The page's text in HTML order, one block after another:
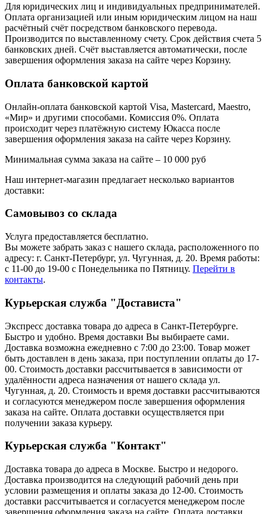
Для юридических лиц и индивидуальных предпринимателей.
Оплата организацией или иным юридическим лицом на наш
расчётный счёт посредством банковского перевода.
Производится по выставленному счету. Срок действия счета 5
банковских дней. Счёт выставляется автоматически, после
завершения оформления заказа на сайте через Корзину.
Оплата банковской картой
Онлайн-оплата банковской картой Visa, Mastercard, Maestro,
«Мир» и другими способами. Комиссия 0%. Оплата
происходит через платёжную систему Юкасса после
завершения оформления заказа на сайте через Корзину.
Минимальная сумма заказа на сайте – 10 000 руб
Наш интернет-магазин предлагает несколько вариантов
доставки:
Самовывоз со склада
Услуга предоставляется бесплатно.
Вы можете забрать заказ с нашего склада, расположенного по
адресу: г. Санкт-Петербург, ул. Чугунная, д. 20. Время работы:
с 11-00 до 19-00 с Понедельника по Пятницу. Перейти в
контакты.
Курьерская служба "Достависта"
Экспресс доставка товара до адреса в Санкт-Петербурге.
Быстро и удобно. Время доставки Вы выбираете сами.
Доставка возможна ежедневно с 7:00 до 23:00. Товар может
быть доставлен в день заказа, при поступлении оплаты до 17-
00. Стоимость доставки рассчитывается в зависимости от
удалённости адреса назначения от нашего склада ул.
Чугунная, д. 20. Стоимость и время доставки рассчитываются
и согласуются менеджером после завершения оформления
заказа на сайте. Оплата доставки осуществляется при
получении заказа курьеру.
Курьерская служба "Контакт"
Доставка товара до адреса в Москве. Быстро и недорого.
Доставка производится на следующий рабочий день при
условии размещения и оплаты заказа до 12-00. Стоимость
доставки рассчитывается и согласуется менеджером после
завершения оформления заказа на сайте. Оплата доставки